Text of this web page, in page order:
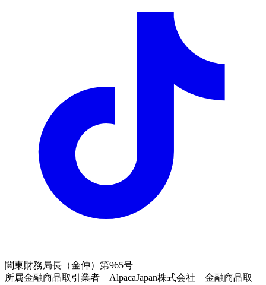
関東財務局長（金仲）第965号
所属金融商品取引業者 AlpacaJapan株式会社 金融商品取